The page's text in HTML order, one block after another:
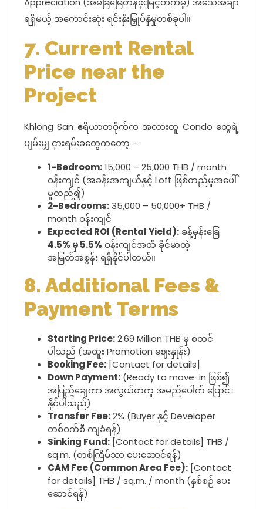
ရရှိမယ့် အကောင်းဆုံး ရင်းနှီးမြှုပ်နှံမှုတစ်ခုပါ။
7. Current Rental
Price near the
Project
Khlong San ဧရိယာတဝိုက်က အလားတူ Condo တွေရဲ့
ပျမ်းမျှ ငှားရမ်းခတွေကတော့ –
1-Bedroom:15,000 – 25,000 THB / month
ဝန်းကျင် (အခန်းအကျယ်နှင့် Loft ဖြစ်တည်မှုအပေါ်
မူတည်၍)
2-Bedrooms:35,000 – 50,000+ THB /
month ဝန်းကျင်
Expected ROI (Rental Yield): ခန့်မှန်းခြေ
4.5% မှ 5.5% ဝန်းကျင်အထိ ခိုင်မာတဲ့
အမြတ်အစွန်း ရရှိနိုင်ပါတယ်။
8. Additional Fees &
Payment Terms
Starting Price:2.69 Million THB မှ စတင်
ပါသည် (အထူး Promotion ဈေးနှုန်း)
Booking Fee: [Contact for details]
Down Payment: (Ready to move-in ဖြစ်၍
အပြည့်ချေကာ အလွယ်တကူ အမည်ပေါက် ပြောင်း
နိုင်ပါသည်)
Transfer Fee:2% (Buyer နှင့် Developer
တစ်ဝက်စီ ကျခံရန်)
Sinking Fund: [Contact for details] THB /
sq.m. (တစ်ကြိမ်သာ ပေးဆောင်ရန်)
CAM Fee (Common Area Fee): [Contact
for details] THB / sq.m. / month (နှစ်စဉ် ပေး
ဆောင်ရန်)